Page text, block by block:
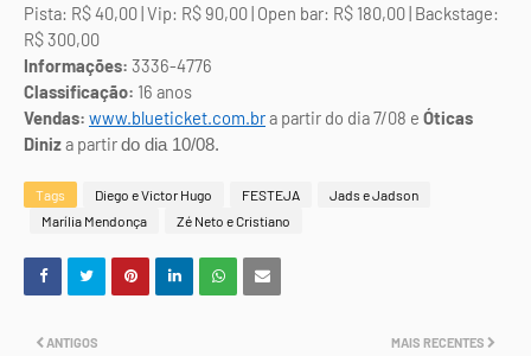
Pista: R$ 40,00 | Vip: R$ 90,00 | Open bar: R$ 180,00 | Backstage:
R$ 300,00
Informações: 3336-4776
Classificação: 16 anos
Vendas: www.blueticket.com.bra partir do dia 7/08 e Óticas
Diniza partirdo dia 10/08.
Tags Diego e Victor Hugo FESTEJA
Jads e Jadson
Marília Mendonça
Zé Neto e Cristiano
MAIS RECENTES
ANTIGOS